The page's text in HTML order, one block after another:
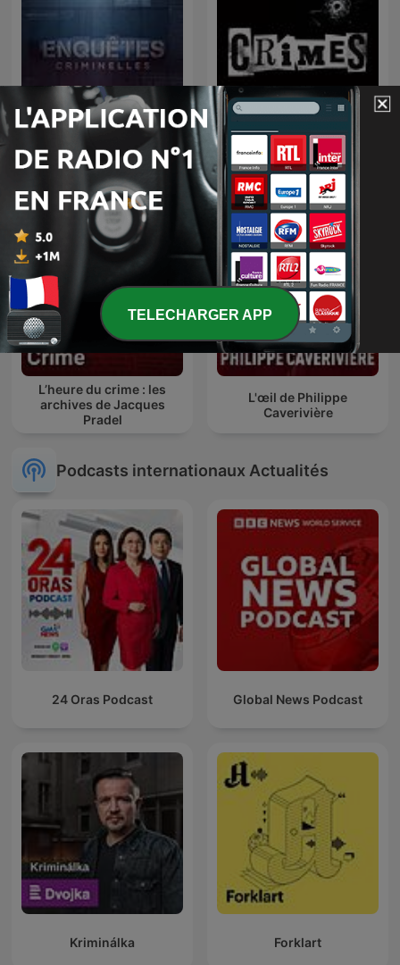
Enquêtes criminelles CRIMES • Histoires Vraies
L’heure du crime : les
archives de Jacques
Pradel
L'œil de Philippe
Caverivière
Podcasts internationaux Actualités
24 Oras Podcast Global News Podcast
Kriminálka Forklart
TELECHARGER APP